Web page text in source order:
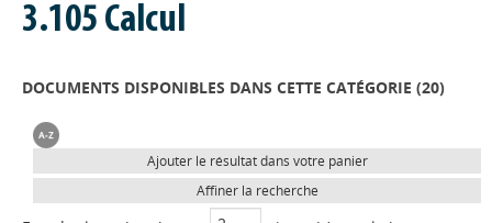
3.105 Calcul
DOCUMENTS DISPONIBLES DANS CETTE CATÉGORIE (20)
Ajouter le résultat dans votre panier
Affiner la recherche